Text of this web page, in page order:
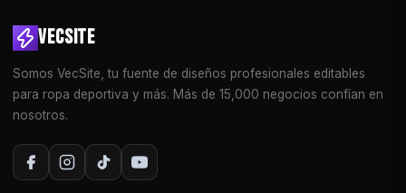
VECSITE
Somos VecSite, tu fuente de diseños profesionales editables
para ropa deportiva y más. Más de 15,000 negocios confían en
nosotros.